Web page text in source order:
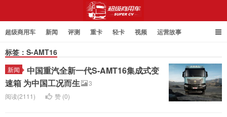
超级商用车
超级商用车 新闻 评测 重卡 轻卡 视频 运营故事
标签：S-AMT16
新闻
中国重汽全新一代S-AMT16集成式变
速箱 为中国工况而生
3
阅读(2111)
赞 (0)